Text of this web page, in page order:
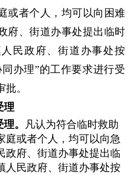
或者个人，均可以向 困难
府、街道办事处提出临时
人民政府、街道办事处按
办理”的工作要求进行受
批。
理
。
凡认为符合临时救助
庭或者个人，均可以向急
政府、街道办事处提出临
人民政府、街道办事处按